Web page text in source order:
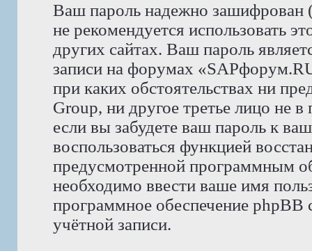
Ваш пароль надежно зашифрован
не рекомендуется использовать
других сайтах. Ваш пароль
записи на форумах
при каких обстоятельствах ни
Group, ни другое третье лицо не
если вы забудете ваш пароль к
воспользоваться функцией
предусмотренной программным
необходимо ввести ваше имя
программное обеспечение phpBB
учётной записи.